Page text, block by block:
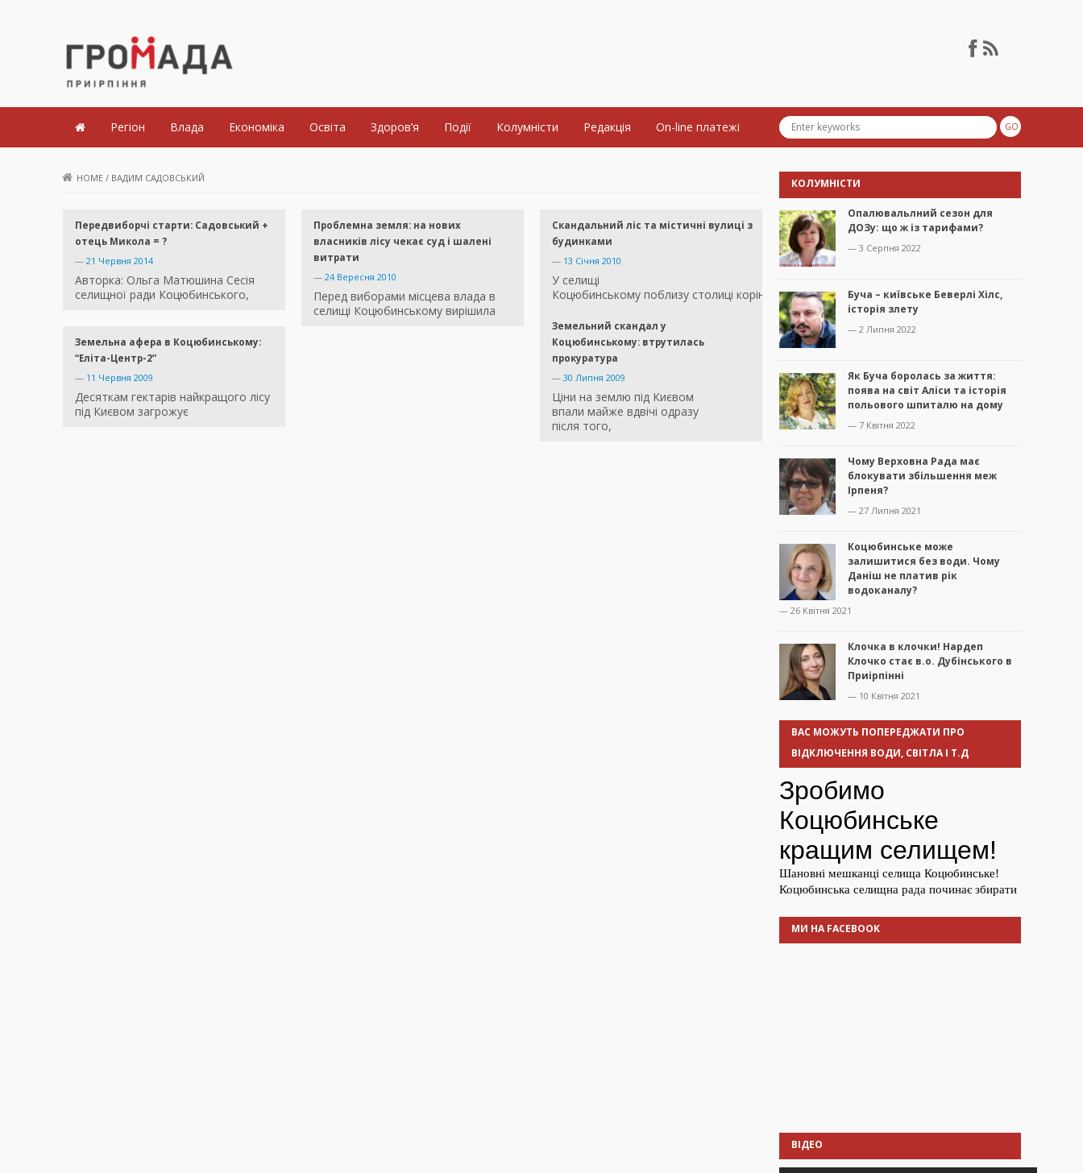
Громада Приірпіння
Регіон Влада Економіка Освіта Здоров’я Події Колумністи Редакція On-line платежі
HOME / ВАДИМ САДОВСЬКИЙ
Передвиборчі старти: Садовський +
отець Микола = ?
— 21 Червня 2014
Авторка: Ольга Матюшина Сесія
селищної ради Коцюбинського,
Проблемна земля: на нових
власників лісу чекає суд і шалені
витрати
— 24 Вересня 2010
Перед виборами місцева влада в
селищі Коцюбинському вирішила
Скандальний ліс та містичні вулиці з
будинками
— 13 Січня 2010
У селищі
Коцюбинському поблизу столиці корінні жителі
Земельний скандал у
Коцюбинському: втрутилась
прокуратура
— 30 Липня 2009
Ціни на землю під Києвом
впали майже вдвічі одразу
після того,
Земельна афера в Коцюбинському:
“Еліта-Центр-2”
— 11 Червня 2009
Десяткам гектарів найкращого лісу
під Києвом загрожує
КОЛУМНІСТИ
Опалювальлний сезон для
ДОЗу: що ж із тарифами?
— 3 Серпня 2022
Буча – київське Беверлі Хілс,
історія злету
— 2 Липня 2022
Як Буча боролась за життя:
поява на світ Аліси та історія
польового шпиталю на дому
— 7 Квітня 2022
Чому Верховна Рада має
блокувати збільшення меж
Ірпеня?
— 27 Липня 2021
Коцюбинське може
залишитися без води. Чому
Даніш не платив рік
водоканалу?
— 26 Квітня 2021
Клочка в клочки! Нардеп
Клочко стає в.о. Дубінського в
Приірпінні
— 10 Квітня 2021
ВАС МОЖУТЬ ПОПЕРЕДЖАТИ ПРО
ВІДКЛЮЧЕННЯ ВОДИ, СВІТЛА І Т.Д
МИ НА FACEBOOK
ВІДЕО